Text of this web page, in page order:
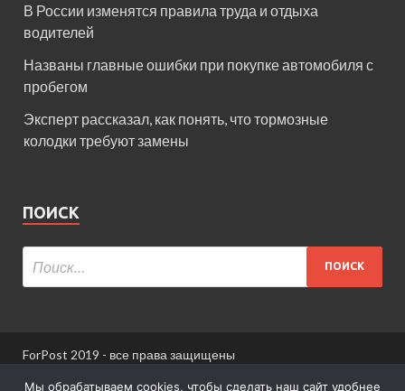
В России изменятся правила труда и отдыха
водителей
Названы главные ошибки при покупке автомобиля с
пробегом
Эксперт рассказал, как понять, что тормозные
колодки требуют замены
ПОИСК
ForPost 2019 - все права защищены
При использовании материалов сайта ссылка
Мы обрабатываем cookies, чтобы сделать наш сайт удобнее